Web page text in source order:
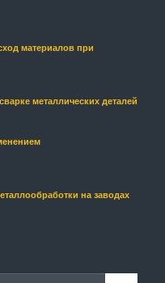
материалов при
металлических деталей
на заводах